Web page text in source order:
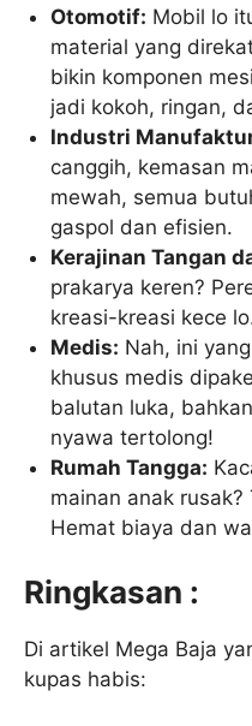
Otomotif: Mobil lo
material yang
bikin komponen
jadi kokoh, ringan,
Industri
canggih, kemasan
mewah, semua
gaspol dan efisien.
Kerajinan Tangan
prakarya keren?
kreasi-kreasi kece
Medis: Nah, ini
khusus medis
balutan luka,
nyawa tertolong!
Rumah Tangga:
mainan anak rusak?
Hemat biaya dan
Ringkasan :
Di artikel Mega Baja
kupas habis: